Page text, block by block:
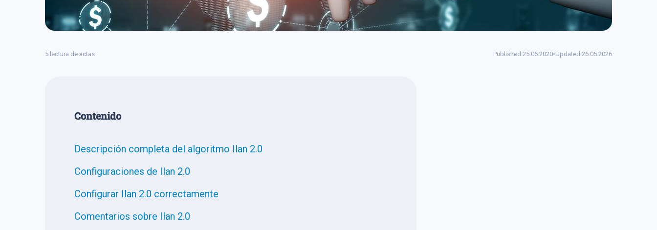
5 lectura de actas Published:25.06.2020•Updated:26.05.2026
Сontenido
Descripción completa del algoritmo Ilan 2.0
Configuraciones de Ilan 2.0
Configurar Ilan 2.0 correctamente
Comentarios sobre Ilan 2.0